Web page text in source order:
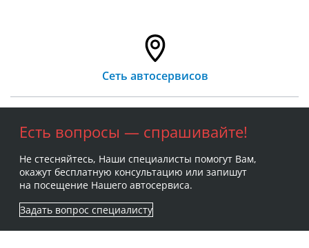
Сеть автосервисов
Есть вопросы — спрашивайте!
Не стесняйтесь, Наши специалисты помогут Вам,
окажут бесплатную консультацию или запишут
на посещение Нашего автосервиса.
Задать вопрос специалисту